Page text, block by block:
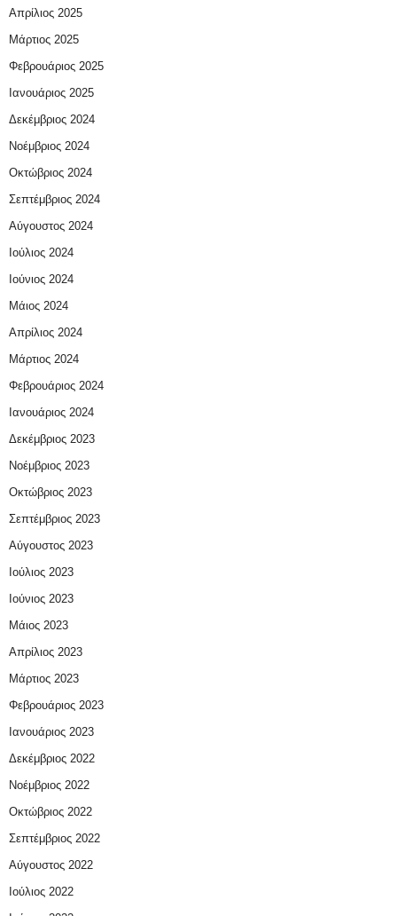
Απρίλιος 2025
Μάρτιος 2025
Φεβρουάριος 2025
Ιανουάριος 2025
Δεκέμβριος 2024
Νοέμβριος 2024
Οκτώβριος 2024
Σεπτέμβριος 2024
Αύγουστος 2024
Ιούλιος 2024
Ιούνιος 2024
Μάιος 2024
Απρίλιος 2024
Μάρτιος 2024
Φεβρουάριος 2024
Ιανουάριος 2024
Δεκέμβριος 2023
Νοέμβριος 2023
Οκτώβριος 2023
Σεπτέμβριος 2023
Αύγουστος 2023
Ιούλιος 2023
Ιούνιος 2023
Μάιος 2023
Απρίλιος 2023
Μάρτιος 2023
Φεβρουάριος 2023
Ιανουάριος 2023
Δεκέμβριος 2022
Νοέμβριος 2022
Οκτώβριος 2022
Σεπτέμβριος 2022
Αύγουστος 2022
Ιούλιος 2022